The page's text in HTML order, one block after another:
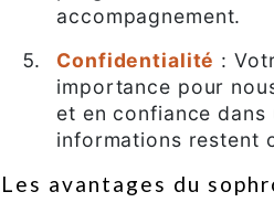
accompagnement.
Confidentialité :
importance pour
et en confiance
informations restent
Les avantages du